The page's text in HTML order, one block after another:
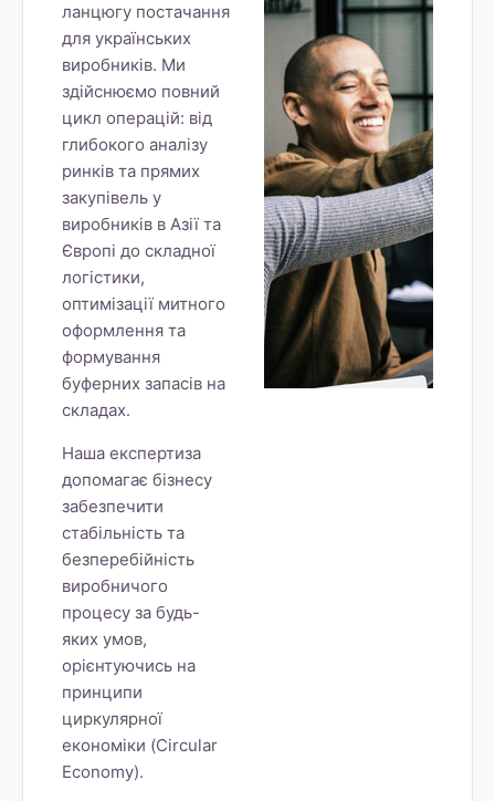
ланцюгу постачання
для українських
виробників. Ми
здійснюємо повний
цикл операцій: від
глибокого аналізу
ринків та прямих
закупівель у
виробників в Азії та
Європі до складної
логістики,
оптимізації митного
оформлення та
формування
буферних запасів на
складах.
Наша експертиза
допомагає бізнесу
забезпечити
стабільність та
безперебійність
виробничого
процесу за будь-
яких умов,
орієнтуючись на
принципи
циркулярної
економіки (Circular
Economy).